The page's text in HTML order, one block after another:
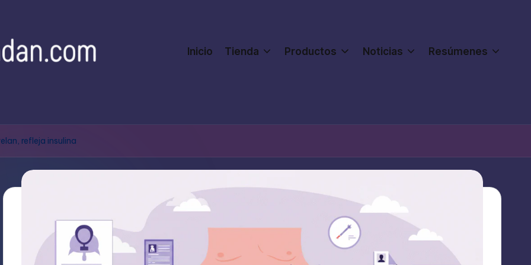
Inicio Tienda Productos Noticias Resúmenes
refleja insulina